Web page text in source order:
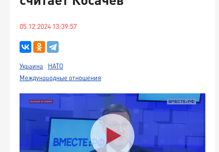
05.12.2024 13:39:57
Украина
НАТО
Международные отношения